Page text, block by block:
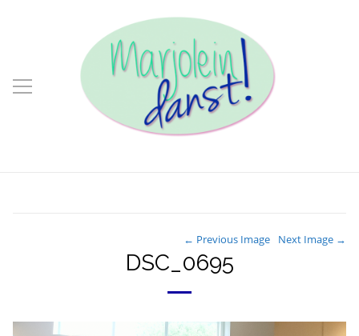
← Previous Image Next Image →
DSC_0695